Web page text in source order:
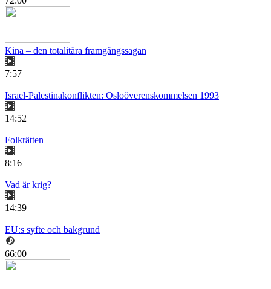
Kina – den totalitära framgångssagan
7:57
Israel-Palestinakonflikten: Osloöverenskommelsen 1993
14:52
Folkrätten
8:16
Vad är krig?
14:39
EU:s syfte och bakgrund
66:00